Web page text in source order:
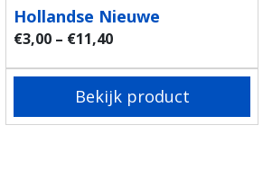
Hollandse Nieuwe
€3,00 – €11,40
Bekijk product